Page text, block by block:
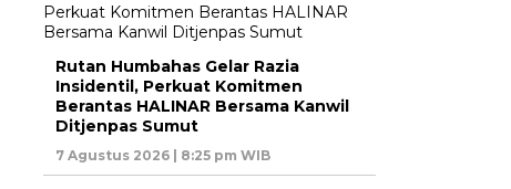
Rutan Humbahas Gelar Razia
Insidentil, Perkuat Komitmen
Berantas HALINAR Bersama Kanwil
Ditjenpas Sumut
7 Agustus 2026 | 8:25 pm WIB